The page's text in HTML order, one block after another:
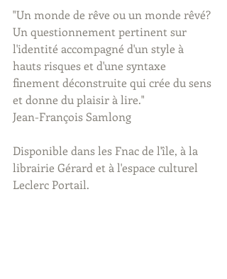
"Un monde de rêve ou un monde rêvé?
Un questionnement pertinent sur
l'identité accompagné d'un style à
hauts risques et d'une syntaxe
finement déconstruite qui crée du sens
et donne du plaisir à lire."
Jean-François Samlong
Disponible dans les Fnac de l'île, à la
librairie Gérard et à l'espace culturel
Leclerc Portail.